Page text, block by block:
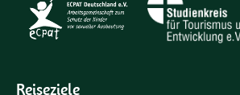
Reiseziele